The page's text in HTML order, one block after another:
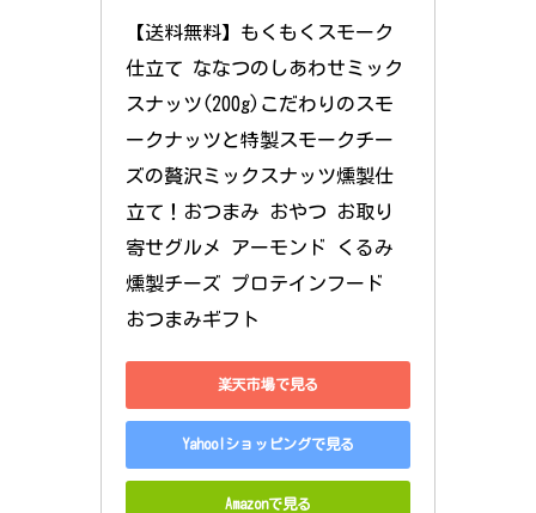
【送料無料】もくもくスモーク
仕立て ななつのしあわせミック
スナッツ(200g)こだわりのスモ
ークナッツと特製スモークチー
ズの贅沢ミックスナッツ燻製仕
立て！おつまみ おやつ お取り
寄せグルメ アーモンド くるみ
燻製チーズ プロテインフード
おつまみギフト
楽天市場で見る
Yahoo!ショッピングで見る
Amazonで見る